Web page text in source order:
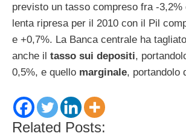
previsto un tasso compreso fra -3,2%
lenta ripresa per il 2010 con il Pil
e +0,7%. La Banca centrale ha
anche il tasso sui depositi,
0,5%, e quello marginale, portandolo
Related Posts: